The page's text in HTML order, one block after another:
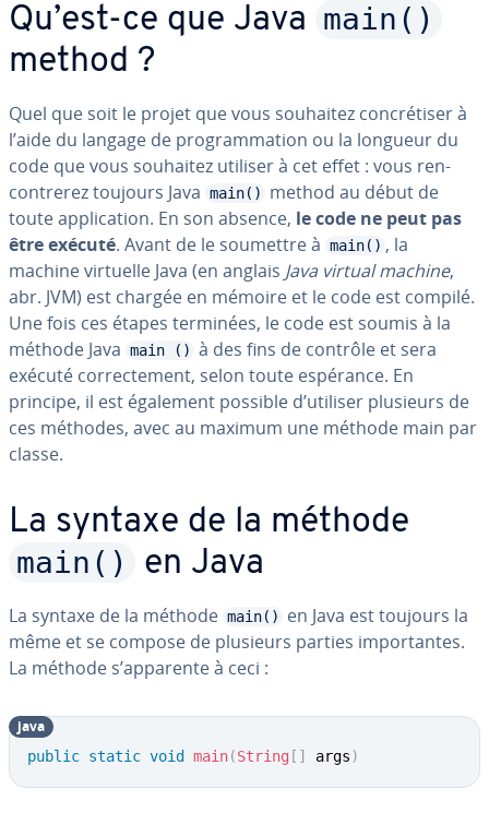
Qu’est-ce que Java main()
method ?
Quel que soit le projet que vous souhaitez con­cré­ti­ser à
l’aide du langage de pro­gram­ma­tion ou la longueur du
code que vous souhaitez utiliser à cet effet : vous ren­
con­tre­rez toujours Java main()
method au début de
toute ap­pli­ca­tion. En son absence, le code ne peut pas
être exécuté. Avant de le soumettre à main() , la
machine virtuelle Java (en anglais Java virtual machine,
abr. JVM) est chargée en mémoire et le code est compilé.
Une fois ces étapes terminées, le code est soumis à la
méthode Java main () à des fins de contrôle et sera
exécuté cor­rec­te­ment, selon toute espérance. En
principe, il est également possible d’utiliser plusieurs de
ces méthodes, avec au maximum une méthode main par
classe.
La syntaxe de la méthode
main() en Java
La syntaxe de la méthode main()
en Java est toujours la
même et se compose de plusieurs parties im­por­tantes.
La méthode s’apparente à ceci :
public static void main(String [ ] args)
java